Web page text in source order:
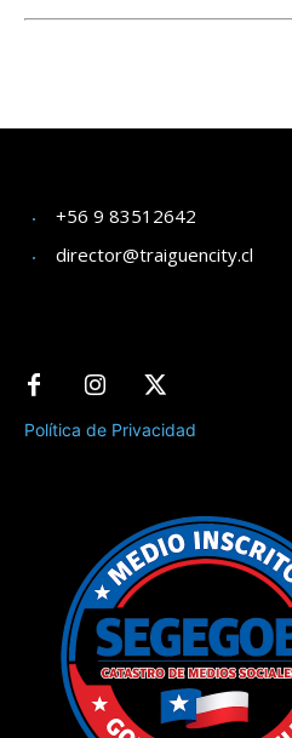
+56 9 83512642
director@traiguencity.cl
Política de Privacidad